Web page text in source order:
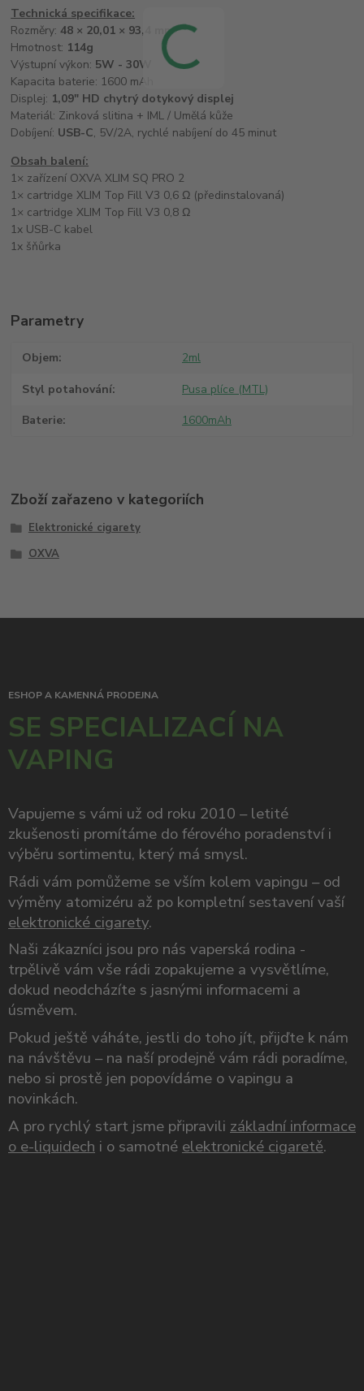
Technická specifikace:
Rozměry:48 × 20,01 × 93,4 mm
Hmotnost: 114g
Výstupní výkon: 5W - 30W
Kapacita baterie: 1600 mAh
Displej: 1,09" HD chytrý dotykový displej
Materiál: Zinková slitina + IML / Umělá kůže
Dobíjení: USB-C, 5V/2A, rychlé nabíjení do 45 minut
Obsah balení:
1× zařízení OXVA XLIM SQ PRO 2
1× cartridge XLIM Top Fill V3 0,6 Ω (předinstalovaná)
1× cartridge XLIM Top Fill V3 0,8 Ω
1x USB-C kabel
1x šňůrka
Parametry
Objem 2ml
Styl potahování Pusa plíce (MTL)
Baterie 1600mAh
Zboží zařazeno v kategoriích
Elektronické cigarety
OXVA
ESHOP A KAMENNÁ PRODEJNA
SE SPECIALIZACÍ NA
VAPING
Vapujeme s vámi už od roku 2010 – letité
zkušenosti promítáme do férového poradenství i
výběru sortimentu, který má smysl.
Rádi vám pomůžeme se vším kolem vapingu – od
výměny atomizéru až po kompletní sestavení vaší
elektronické cigarety.
Naši zákazníci jsou pro nás vaperská rodina -
trpělivě vám vše rádi zopakujeme a vysvětlíme,
dokud neodcházíte s jasnými informacemi a
úsměvem.
Pokud ještě váháte, jestli do toho jít, přijďte k nám
na návštěvu – na naší prodejně vám rádi poradíme,
nebo si prostě jen popovídáme o vapingu a
novinkách.
A pro rychlý start jsme připravili základní informace
o e-liquidech i o samotné elektronické cigaretě.